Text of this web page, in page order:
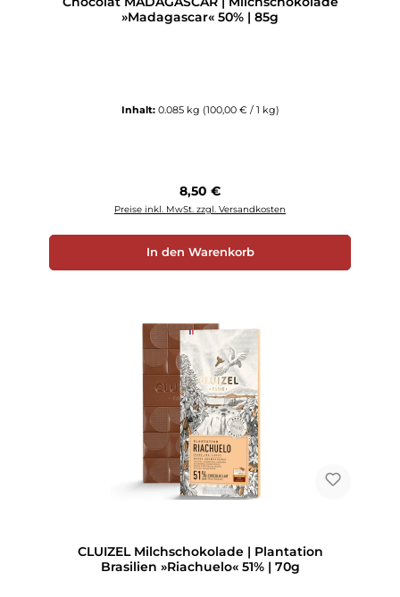
»Madagascar« 50% | 85g
Inhalt: 0.085 kg (100,00 € / 1 kg)
Regulärer Preis:
8,50 €
Preise inkl. MwSt. zzgl. Versandkosten
In den Warenkorb
CLUIZEL Milchschokolade | Plantation
Brasilien »Riachuelo« 51% | 70g